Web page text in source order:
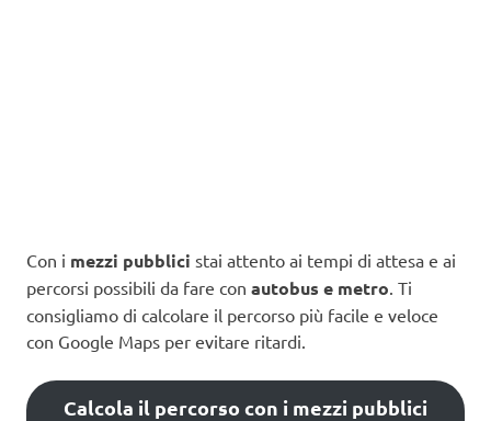
Con i mezzi pubblici stai attento ai tempi di attesa e ai
percorsi possibili da fare con autobus e metro. Ti
consigliamo di calcolare il percorso più facile e veloce
con Google Maps per evitare ritardi.
Calcola il percorso con i mezzi pubblici